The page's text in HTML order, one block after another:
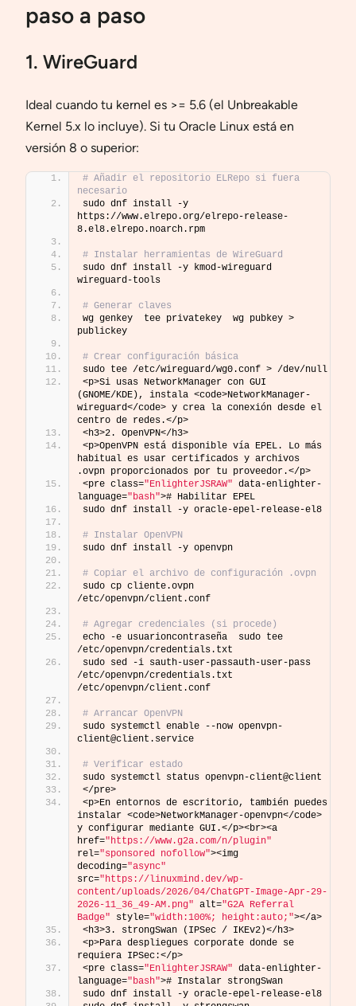
paso a paso
1. WireGuard
Ideal cuando tu kernel es >= 5.6 (el Unbreakable
Kernel 5.x lo incluye). Si tu Oracle Linux está en
versión 8 o superior:
# Añadir el repositorio ELRepo si fuera
necesario
sudo dnf install -y
https://www.elrepo.org/elrepo-release-
8.el8.elrepo.noarch.rpm
# Instalar herramientas de WireGuard
sudo dnf install -y kmod-wireguard
wireguard-tools
# Generar claves
wg genkey  tee privatekey  wg pubkey >
publickey
# Crear configuración básica
<p>Si usas NetworkManager con GUI
(GNOME/KDE), instala <code>NetworkManager-
wireguard</code> y crea la conexión desde el
centro de redes.</p>
<h3>2. OpenVPN</h3>
<p>OpenVPN está disponible vía EPEL. Lo más
habitual es usar certificados y archivos
.ovpn proporcionados por tu proveedor.</p>
<pre class="EnlighterJSRAW" data-enlighter-
language="bash"># Habilitar EPEL
sudo dnf install -y oracle-epel-release-el8
# Instalar OpenVPN
sudo dnf install -y openvpn
# Copiar el archivo de configuración .ovpn
sudo cp cliente.ovpn
/etc/openvpn/client.conf
# Agregar credenciales (si procede)
echo -e usuarioncontraseña  sudo tee
/etc/openvpn/credentials.txt
sudo sed -i sauth-user-passauth-user-pass
/etc/openvpn/credentials.txt
/etc/openvpn/client.conf
# Arrancar OpenVPN
sudo systemctl enable --now openvpn-
client@client.service
# Verificar estado
sudo systemctl status openvpn-client@client
</pre>
<p>En entornos de escritorio, también puedes
instalar <code>NetworkManager-openvpn</code>
y configurar mediante GUI.</p><br><a
href="https://www.g2a.com/n/plugin"
rel="sponsored nofollow"><img
decoding="async"
src="https://linuxmind.dev/wp-
content/uploads/2026/04/ChatGPT-Image-Apr-29-
2026-11_36_49-AM.png" alt="G2A Referral
Badge" style="width:100%; height:auto;"></a>
<h3>3. strongSwan (IPSec / IKEv2)</h3>
<p>Para despliegues corporate donde se
requiera IPSec:</p>
<pre class="EnlighterJSRAW" data-enlighter-
language="bash"># Instalar strongSwan
sudo dnf install -y oracle-epel-release-el8